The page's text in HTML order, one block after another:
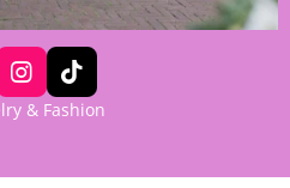
I
N
A
T
I
O
& Fashion